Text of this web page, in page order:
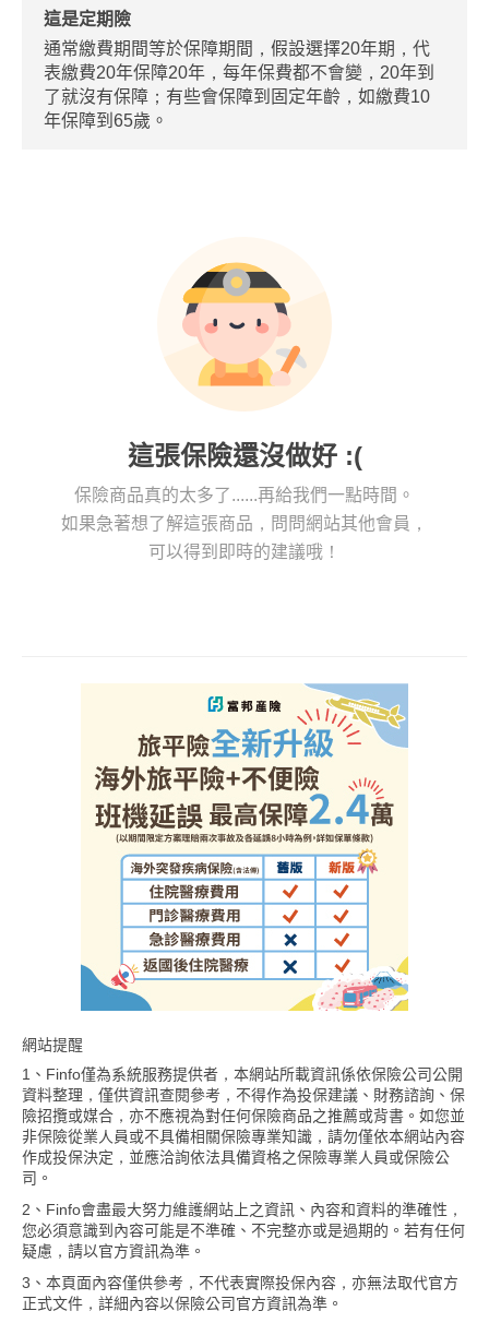
這是定期險
通常繳費期間等於保障期間，假設選擇20年期，代
表繳費20年保障20年，每年保費都不會變，20年到
了就沒有保障；有些會保障到固定年齡，如繳費10
年保障到65歲。
這張保險還沒做好 :(
保險商品真的太多了......再給我們一點時間。
如果急著想了解這張商品，問問網站其他會員，
可以得到即時的建議哦！
網站提醒
1、Finfo僅為系統服務提供者，本網站所載資訊係依保險公司公開
資料整理，僅供資訊查閱參考，不得作為投保建議、財務諮詢、保
險招攬或媒合，亦不應視為對任何保險商品之推薦或背書。如您並
非保險從業人員或不具備相關保險專業知識，請勿僅依本網站內容
作成投保決定，並應洽詢依法具備資格之保險專業人員或保險公
司。
2、Finfo會盡最大努力維護網站上之資訊、內容和資料的準確性，
您必須意識到內容可能是不準確、不完整亦或是過期的。若有任何
疑慮，請以官方資訊為準。
3、本頁面內容僅供參考，不代表實際投保內容，亦無法取代官方
正式文件，詳細內容以保險公司官方資訊為準。